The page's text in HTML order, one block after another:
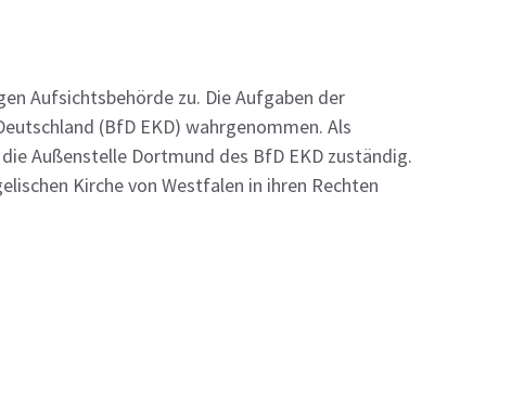
Aufsichtsbehörde zu. Die Aufgaben der
(BfD EKD) wahrgenommen. Als
Außenstelle Dortmund des BfD EKD zuständig.
Kirche von Westfalen in ihren Rechten